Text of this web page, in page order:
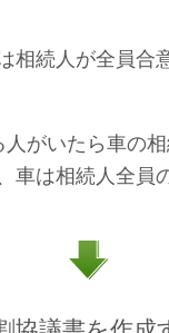
相続人が全員合
がいたら車の
車は相続人全員